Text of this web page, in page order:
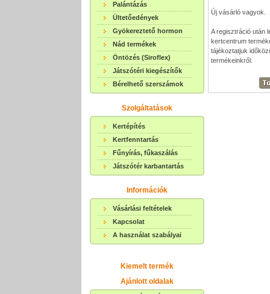
Palántázás
Ültetőedények
Gyökereztető hormon
Nád termékek
Öntözés (Siroflex)
Játszótéri kiegészítők
Bérelhető szerszámok
Szolgáltatások
Kertépítés
Kertfenntartás
Fűnyírás, fűkaszálás
Játszótér karbantartás
Információk
Vásárlási feltételek
Kapcsolat
A használat szabályai
Kiemelt termék
Ajánlott oldalak
Új vásárló vagyok.
A regisztráció után
kertcentrum
tájékoztatjuk
termékeinkről.